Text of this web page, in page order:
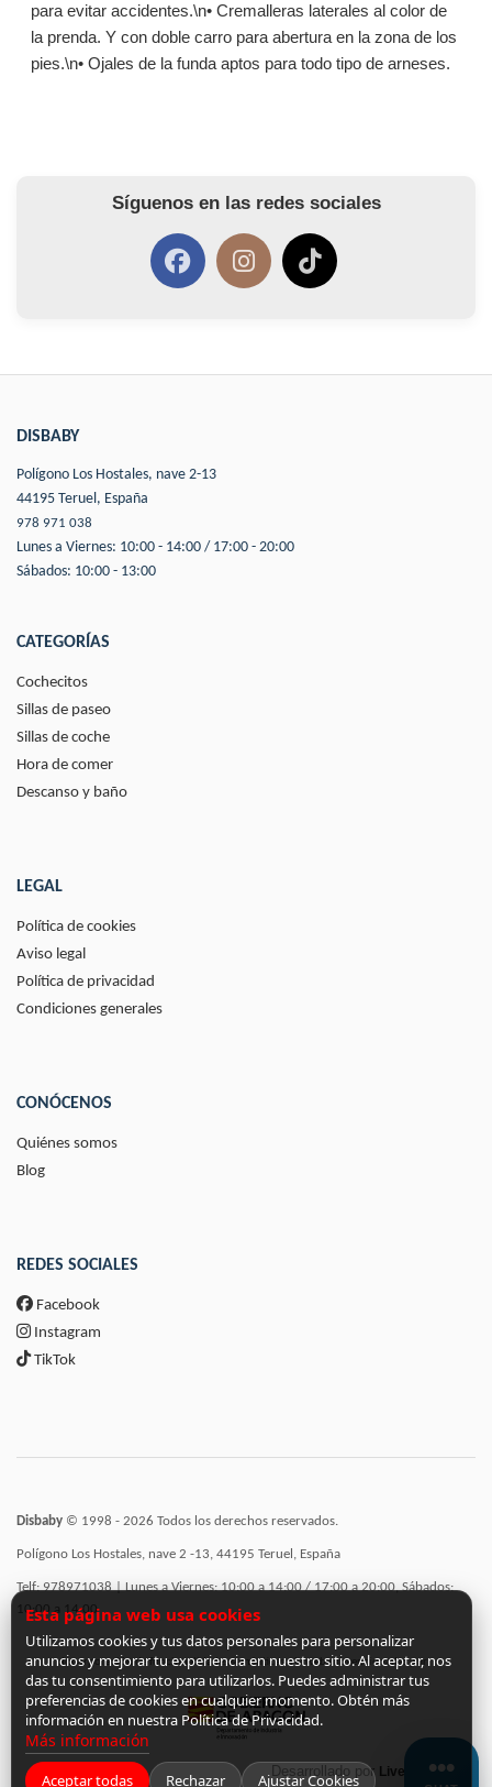
para evitar accidentes.\n• Cremalleras laterales al color de
la prenda. Y con doble carro para abertura en la zona de los
pies.\n• Ojales de la funda aptos para todo tipo de arneses.
Síguenos en las redes sociales
DISBABY
Polígono Los Hostales, nave 2-13
44195 Teruel, España
978 971 038
Lunes a Viernes: 10:00 - 14:00 / 17:00 - 20:00
Sábados: 10:00 - 13:00
CATEGORÍAS
Cochecitos
Sillas de paseo
Sillas de coche
Hora de comer
Descanso y baño
LEGAL
Política de cookies
Aviso legal
Política de privacidad
Condiciones generales
CONÓCENOS
Quiénes somos
Blog
REDES SOCIALES
Facebook
Instagram
TikTok
Disbaby © 1998 - 2026 Todos los derechos reservados.
Polígono Los Hostales, nave 2 -13, 44195 Teruel, España
Telf: 978971038 | Lunes a Viernes: 10:00 a 14:00 / 17:00 a 20:00, Sábados:
10:00 a 14:00
Incorporación de funcionalidades semánticas a la web subvencionadas por:
Desarrollado por LiveCommerce
Esta página web usa cookies
Utilizamos cookies y tus datos personales para personalizar
anuncios y mejorar tu experiencia en nuestro sitio. Al aceptar, nos
das tu consentimiento para utilizarlos. Puedes administrar tus
preferencias de cookies en cualquier momento. Obtén más
información en nuestra Política de Privacidad.
Más información
Aceptar todas Rechazar Ajustar Cookies